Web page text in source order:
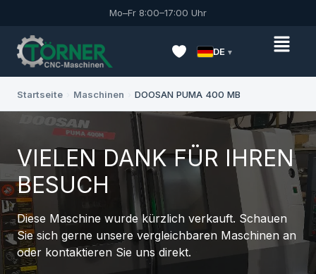
Mo–Fr 8:00–17:00 Uhr
DE
Startseite Maschinen DOOSAN PUMA 400 MB
VIELEN DANK FÜR IHREN
BESUCH
Diese Maschine wurde kürzlich verkauft. Schauen
Sie sich gerne unsere vergleichbaren Maschinen an
oder kontaktieren Sie uns direkt.